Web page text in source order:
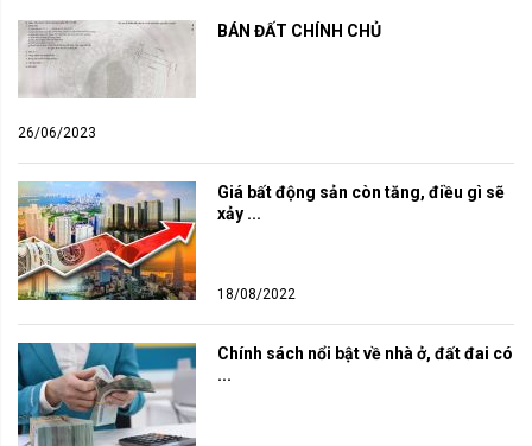
BÁN ĐẤT CHÍNH CHỦ
26/06/2023
Giá bất động sản còn tăng, điều gì sẽ
xảy ...
18/08/2022
Chính sách nổi bật về nhà ở, đất đai có
...